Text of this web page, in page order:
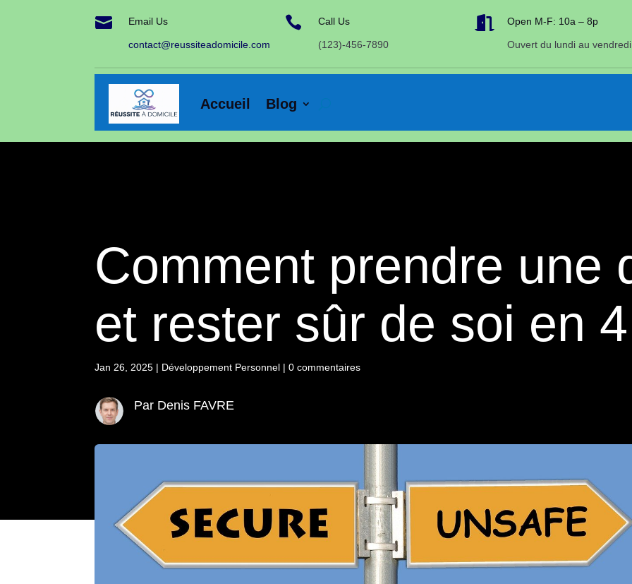
 Email Us
contact@reussiteadomicile.com
 Call Us
(123)-456-7890
 Open M-F: 10a – 8p
Ouvert du lundi au vendredi
Accueil Blog
Comment prendre une
et rester sûr de soi en
Jan 26, 2025 | Développement Personnel |0 commentaires
Par Denis FAVRE